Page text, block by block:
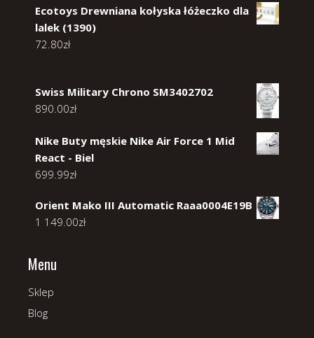
Ecotoys Drewniana kołyska łóżeczko dla
lalek (1390)
72.80zł
Swiss Military Chrono SM3402702
890.00zł
Nike Buty męskie Nike Air Force 1 Mid
React - Biel
699.99zł
Orient Mako III Automatic Raaa0004E19B
1 149.00zł
Menu
Sklep
Blog